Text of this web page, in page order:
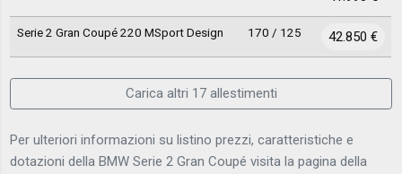
Serie 2 Gran Coupé 220 MSport Design 170 / 125 42.850 €
Carica altri 17 allestimenti
Per ulteriori informazioni su listino prezzi, caratteristiche e
dotazioni della BMW Serie 2 Gran Coupé visita la pagina della